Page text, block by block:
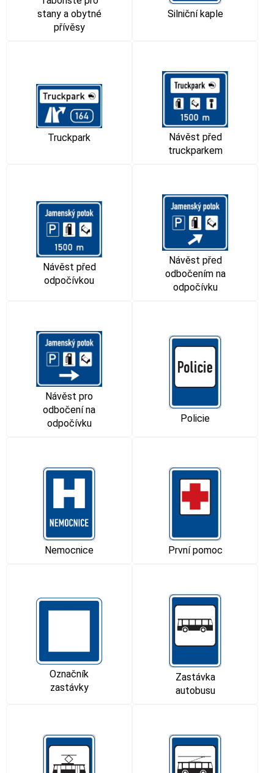
stany a obytné
přívěsy
Silniční kaple
Truckpark
Návěst před
truckparkem
Návěst před
odpočívkou
Návěst před
odbočením na
odpočívku
Návěst pro
odbočení na
odpočívku
Policie
Nemocnice První pomoc
Označník
zastávky
Zastávka
autobusu